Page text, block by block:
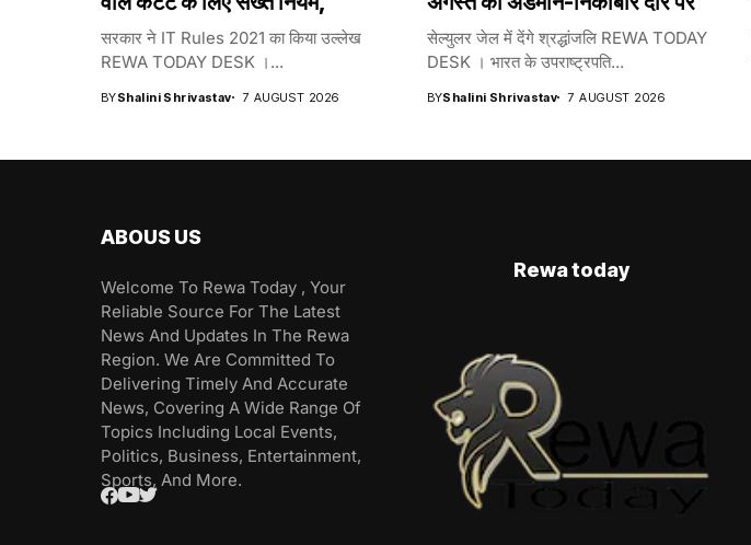
सरकार ने IT Rules 2021 का किया उल्लेख
REWA TODAY DESK ।...
BYShalini Shrivastav 7 AUGUST 2026
सेल्युलर जेल में देंगे श्रद्धांजलि REWA TODAY
DESK । भारत के उपराष्ट्रपति...
BYShalini Shrivastav 7 AUGUST 2026
ABOUS US
Welcome To Rewa Today , Your
Reliable Source For The Latest
News And Updates In The Rewa
Region. We Are Committed To
Delivering Timely And Accurate
News, Covering A Wide Range Of
Topics Including Local Events,
Politics, Business, Entertainment,
Sports, And More.
Rewa today